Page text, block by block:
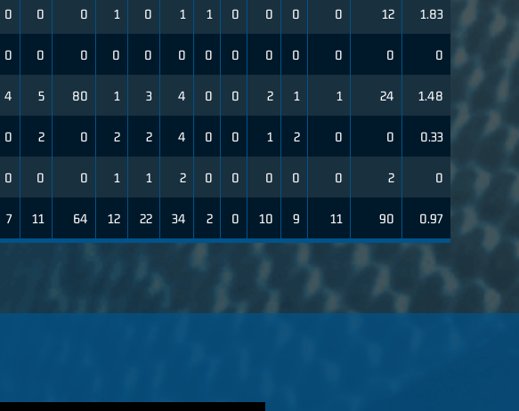
0 0 0 1 0 1 1 0 0 0 0 12 1.83
0 0 0 0 0 0 0 0 0 0 0 0 0
4 5 80 1 3 4 0 0 2 1 1 24 1.48
0 2 0 2 2 4 0 0 1 2 0 0 0.33
0 0 0 1 1 2 0 0 0 0 0 2 0
7 11 64 12 22 34 2 0 10 9 11 90 0.97